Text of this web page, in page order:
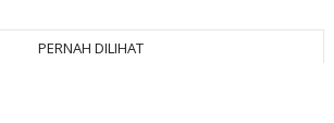
PERNAH DILIHAT